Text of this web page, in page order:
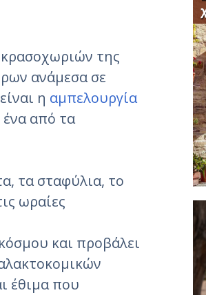
της
ανάμεσα σε
η αμπελουργία
ένα από τα
τα σταφύλια, το
ωραίες
και προβάλει
έθιμα που